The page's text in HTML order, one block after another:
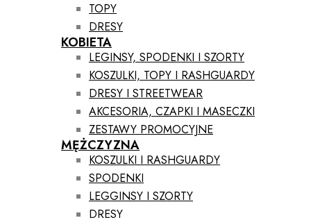
TOPY
DRESY
KOBIETA
LEGINSY, SPODENKI I SZORTY
KOSZULKI, TOPY I RASHGUARDY
DRESY I STREETWEAR
AKCESORIA, CZAPKI I MASECZKI
ZESTAWY PROMOCYJNE
MĘŻCZYZNA
KOSZULKI I RASHGUARDY
SPODENKI
LEGGINSY I SZORTY
DRESY